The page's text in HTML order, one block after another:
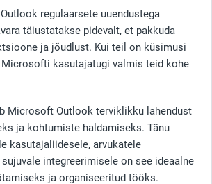
regulaarsete uuendustega
täiustatakse pidevalt, et pakkuda
ja jõudlust. Kui teil on küsimusi
kasutajatugi valmis teid kohe
Microsoft Outlook terviklikku lahendust
ja kohtumiste haldamiseks. Tänu
kasutajaliidesele, arvukatele
integreerimisele on see ideaalne
ja organiseeritud tööks.